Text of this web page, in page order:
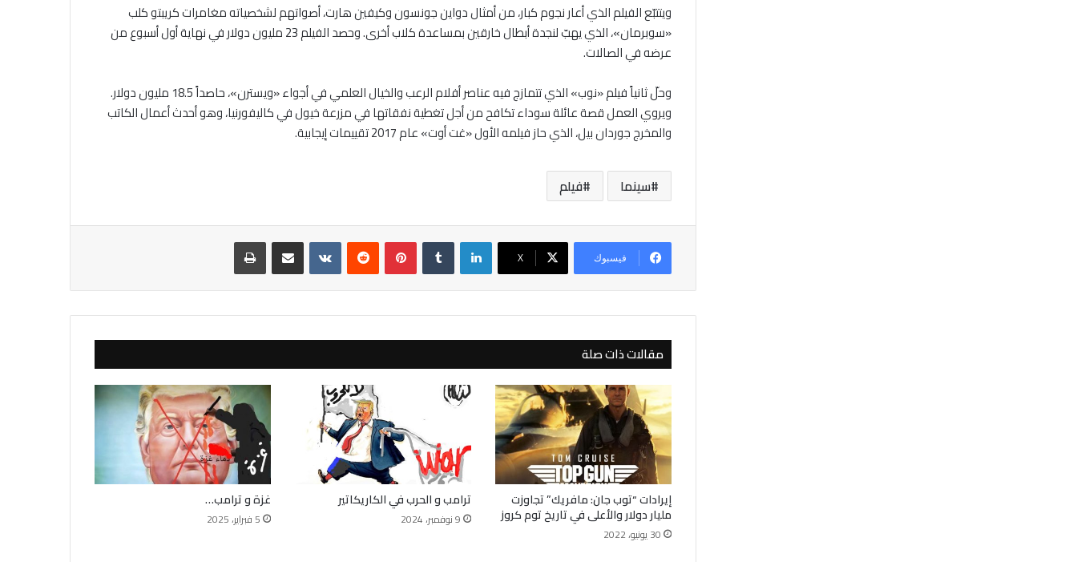
ويتتبّع الفيلم الذي أعار نجوم كبار، من أمثال دواين جونسون وكيفين هارت، أصواتهم لشخصياته مغامرات كريبتو كلب
«سوبرمان»، الذي يهبّ لنجدة أبطال خارقين بمساعدة كلاب أخرى. وحصد الفيلم 23 مليون دولار في نهاية أول أسبوع من
عرضه في الصالات.
وحلّ ثانياً فيلم «نوب» الذي تتمازج فيه عناصر أفلام الرعب والخيال العلمي في أجواء «ويسترن»، حاصداً 18.5 مليون دولار.
ويروي العمل قصة عائلة سوداء تكافح من أجل تغطية نفقاتها في مزرعة خيول في كاليفورنيا، وهو أحدث أعمال الكاتب
والمخرج جوردان بيل، الذي حاز فيلمه الأول «غت أوت» عام 2017 تقييمات إيجابية.
سينما فيلم
فيسبوك ‫X
لينكدإن بينتيريست مشاركة عبر البريد طباعة
مقالات ذات صلة
إيرادات “توب جان: مافريك” تجاوزت
مليار دولار والأعلى في تاريخ توم كروز
30 يونيو، 2022
ترامب و الحرب في الكاريكاتير
9 نوفمبر، 2024
غزة و ترامب…
5 فبراير، 2025